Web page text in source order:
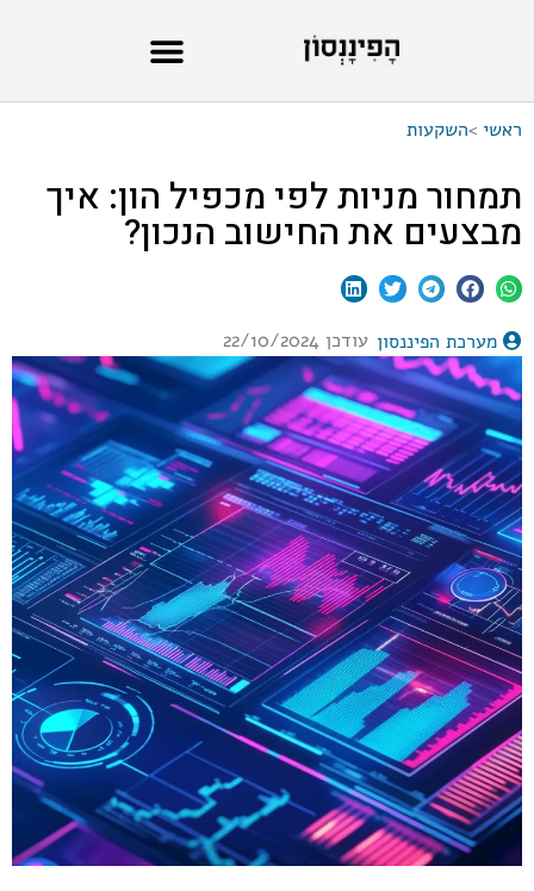
ראשי >השקעות
תמחור מניות לפי מכפיל הון: איך
מבצעים את החישוב הנכון?
מערכת הפיננסון עודכן 22/10/2024